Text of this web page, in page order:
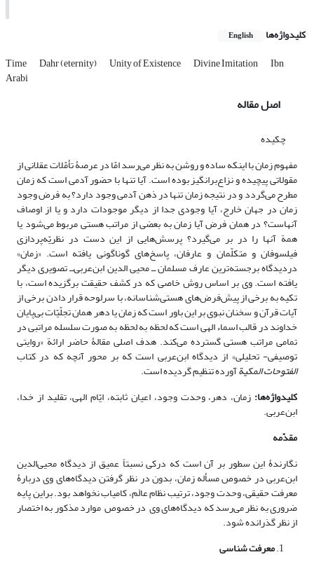
کلیدواژه‌ها English
Time Dahr (eternity) Unity of Existence Divine Imitation Ibn
Arabi
اصل مقاله
چکیده
مفهوم زمان با اینکه ساده و روشن به نظر می‌رسد امّا در عرصۀ تأمّلات عقلانی از
مقولاتی پیچیده و نزاع‌برانگیز بوده است. آیا تنها با حضور آدمی است که زمان
مطرح می‌گردد و در نتیجه زمان تنها در ذهن آدمی وجود دارد؟ به فرض وجود
زمان در جهان خارج، آیا وجودی جدا از دیگر موجودات دارد و یا از اوصاف
آنهاست؟ در همان فرض آیا زمان به بعضی از مراتب هستی مربوط می‌شود یا
همة آنها را در بر می‌گیرد؟ پرسش‌هایی از این دست در نظریّه‌پردازی
فیلسوفان و متکلّمان و عارفان، پاسخ‌های گوناگونی یافته است. «زمان»
دردیدگاه برجسته‌ترین عارف مسلمان ــ محیی الدین ابن‌عربی‌ــ تصویری دیگر
یافته است. وی بر اساس روش خاصی که در کشف حقیقت برگزیده است، با
تکیه به برخی از پیش‌فرض‌های هستی‌شناسانه، با سرلوحه قرار دادن برخی از
آیات قرآن و سخنان نبوی بر این باور است که زمان یا دهر همان تجلّیّات بی‌پایان
خداوند در قالب اسماء الهی است که لحظه به لحظه به صورت سلسله مراتبی در
تمامی مراتب هستی گسترده‌ می‌کند. هدف اصلی مقالۀ حاضر ارائة «روایتی
توصیفی- تحلیلی» از دیدگاه ابن‌عربی است که بر محور آنچه که در کتاب
الفتوحات المکیةآورده تنظیم گردیده است.
کلیدواژه‌ها: زمان، دهر، وحدت وجود، اعیان ثابته، ایّام الهی، تقلید از خدا،
ابن‌عربی.
مقدّمه
نگارندۀ این سطور بر آن است که درکی نسبتاً عمیق از دیدگاه محیی‌الدین
ابن‌عربی در خصوص مسأله زمان، بدون در نظر گرفتن دیدگاه‌های وی دربارۀ
معرفت حقیقی، وحدت وجود، ترتیب نظام عالَم، کامیاب نخواهد بود. براین پایه
ضروری به نظر می‌رسد که دیدگاه‌های وی در خصوص موارد مذکور به اختصار
از نظر ‌گذرانده شود.
معرفت شناسی